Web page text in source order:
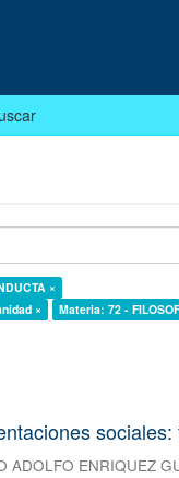
×
×
Materia: 72 -
ADOLFO ENRIQUEZ